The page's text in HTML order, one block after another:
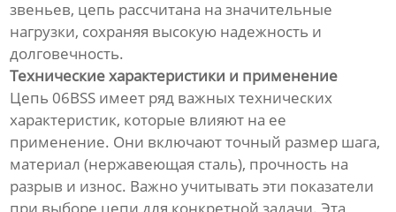
звеньев, цепь рассчитана на значительные
нагрузки, сохраняя высокую надежность и
долговечность.
Технические характеристики и применение
Цепь 06BSS имеет ряд важных технических
характеристик, которые влияют на ее
применение. Они включают точный размер шага,
материал (нержавеющая сталь), прочность на
разрыв и износ. Важно учитывать эти показатели